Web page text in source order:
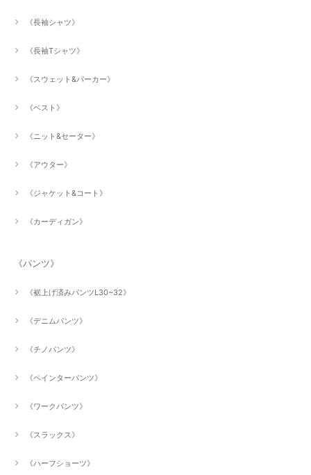
《長袖シャツ》
《長袖Tシャツ》
《スウェット&パーカー》
《ベスト》
《ニット&セーター》
《アウター》
《ジャケット&コート》
《カーディガン》
《パンツ》
《裾上げ済みパンツL30~32》
《デニムパンツ》
《チノパンツ》
《ペインターパンツ》
《ワークパンツ》
《スラックス》
《ハーフショーツ》